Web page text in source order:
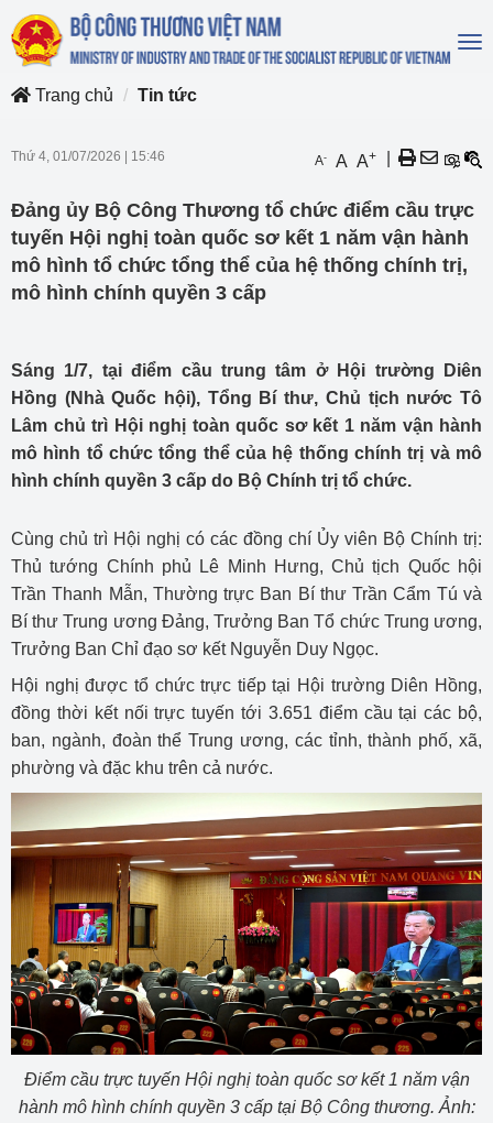
Trang chủ
Tin tức
Thứ 4, 01/07/2026 15:46 A- A A+
Đảng ủy Bộ Công Thương tổ chức điểm cầu trực
tuyến Hội nghị toàn quốc sơ kết 1 năm vận hành
mô hình tổ chức tổng thể của hệ thống chính trị,
mô hình chính quyền 3 cấp
Sáng 1/7, tại điểm cầu trung tâm ở Hội trường Diên
Hồng (Nhà Quốc hội), Tổng Bí thư, Chủ tịch nước Tô
Lâm chủ trì Hội nghị toàn quốc sơ kết 1 năm vận hành
mô hình tổ chức tổng thể của hệ thống chính trị và mô
hình chính quyền 3 cấp do Bộ Chính trị tổ chức.
Cùng chủ trì Hội nghị có các đồng chí Ủy viên Bộ Chính trị:
Thủ tướng Chính phủ Lê Minh Hưng, Chủ tịch Quốc hội
Trần Thanh Mẫn, Thường trực Ban Bí thư Trần Cẩm Tú và
Bí thư Trung ương Đảng, Trưởng Ban Tổ chức Trung ương,
Trưởng Ban Chỉ đạo sơ kết Nguyễn Duy Ngọc.
Hội nghị được tổ chức trực tiếp tại Hội trường Diên Hồng,
đồng thời kết nối trực tuyến tới 3.651 điểm cầu tại các bộ,
ban, ngành, đoàn thể Trung ương, các tỉnh, thành phố, xã,
phường và đặc khu trên cả nước.
Điểm cầu trực tuyến Hội nghị toàn quốc sơ kết 1 năm vận
hành mô hình chính quyền 3 cấp tại Bộ Công thương. Ảnh: